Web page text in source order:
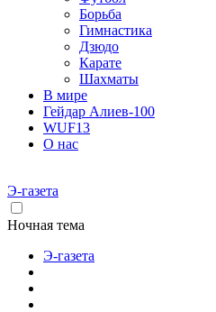
Борьба
Гимнастика
Дзюдо
Карате
Шахматы
В мире
Гейдар Алиев-100
WUF13
О нас
Э-газета
Ночная тема
Э-газета